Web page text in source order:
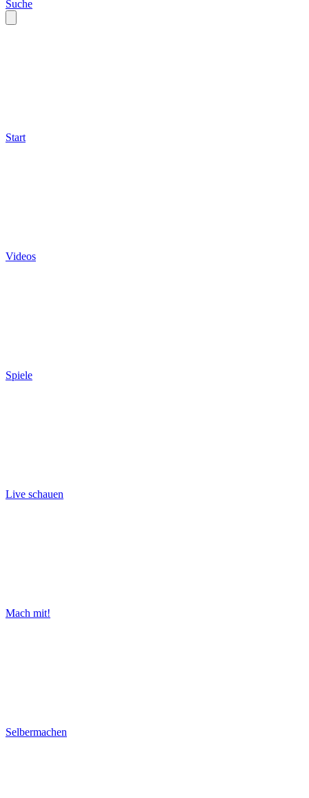
Suche
Start
Videos
Spiele
Live schauen
Mach mit!
Selbermachen